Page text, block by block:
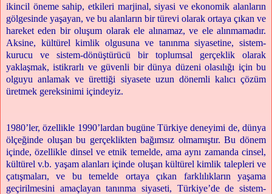
ikincil öneme sahip, etkileri marjinal, siyasi ve ekonomik alanların
gölgesinde yaşayan, ve bu alanların bir türevi olarak ortaya çıkan ve
hareket eden bir oluşum olarak ele alınamaz, ve ele alınmamadır.
Aksine, kültürel kimlik olgusuna ve tanınma siyasetine, sistem-
kurucu ve sistem-dönüştürücü bir toplumsal gerçeklik olarak
yaklaşmak, istikrarlı ve güvenli bir dünya düzeni olasılığı için bu
olguyu anlamak ve ürettiği siyasete uzun dönemli kalıcı çözüm
üretmek gereksinimi içindeyiz.
1980’ler, özellikle 1990’lardan bugüne Türkiye deneyimi de, dünya
ölçeğinde oluşan bu gerçeklikten bağımsız olmamıştır. Bu dönem
içinde, özellikle dinsel ve etnik temelde, ama aynı zamanda cinsel,
kültürel v.b. yaşam alanları içinde oluşan kültürel kimlik talepleri ve
çatışmaları, ve bu temelde ortaya çıkan farklılıkların yaşama
geçirilmesini amaçlayan tanınma siyaseti, Türkiye’de de sistem-